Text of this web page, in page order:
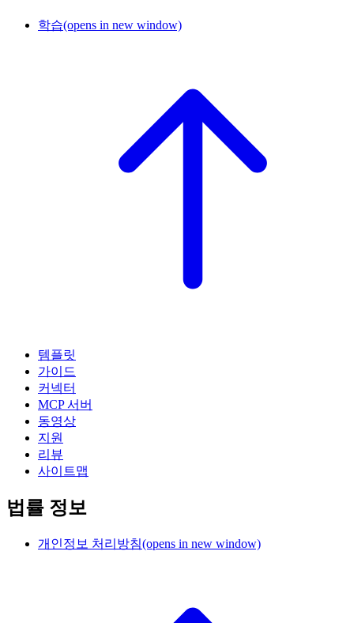
학습(opens in new window)
템플릿
가이드
커넥터
MCP 서버
동영상
지원
리뷰
사이트맵
법률 정보
개인정보 처리방침(opens in new window)